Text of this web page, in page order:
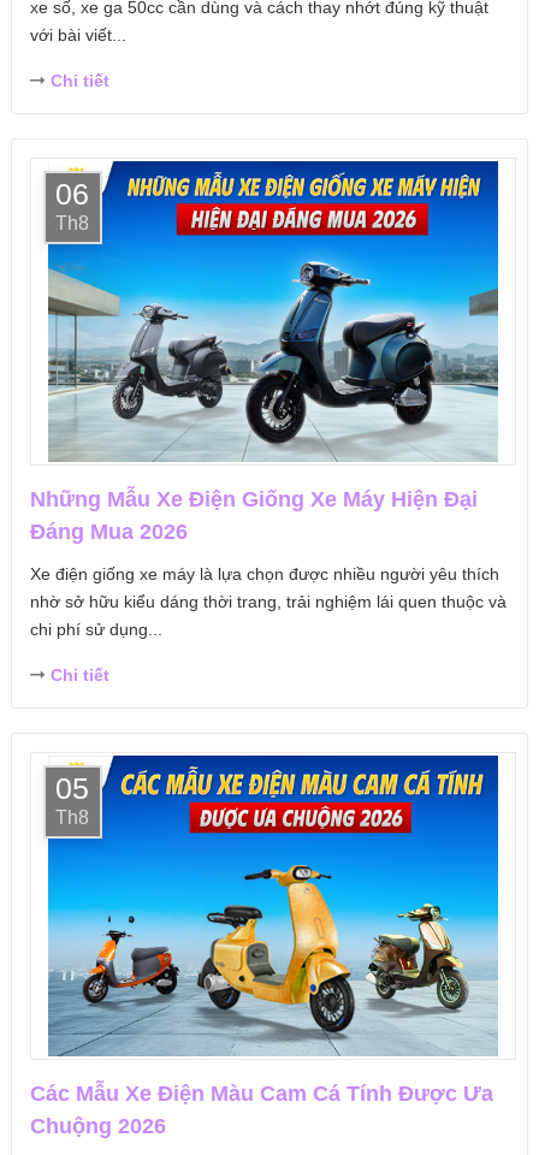
xe số, xe ga 50cc cần dùng và cách thay nhớt đúng kỹ thuật
với bài viết...
Chi tiết
06
Th8
Những Mẫu Xe Điện Giống Xe Máy Hiện Đại
Đáng Mua 2026
Xe điện giống xe máy là lựa chọn được nhiều người yêu thích
nhờ sở hữu kiểu dáng thời trang, trải nghiệm lái quen thuộc và
chi phí sử dụng...
Chi tiết
05
Th8
Các Mẫu Xe Điện Màu Cam Cá Tính Được Ưa
Chuộng 2026